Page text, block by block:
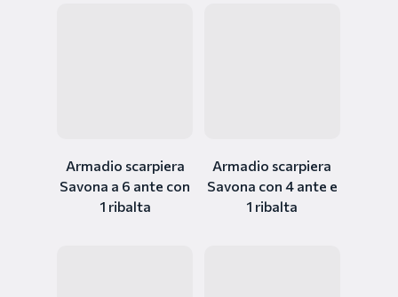
Armadio scarpiera
Savona a 6 ante con
1 ribalta
Armadio scarpiera
Savona con 4 ante e
1 ribalta